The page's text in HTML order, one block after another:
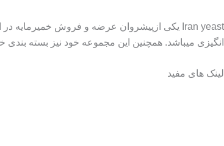
انگیزی میباشد. همچنین این مجموعه خود نیز بسته بندی
لینک های مفید